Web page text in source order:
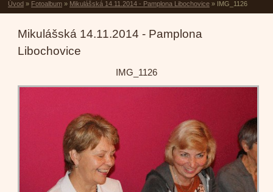
Úvod » Fotoalbum » Mikulášská 14.11.2014 - Pamplona Libochovice » IMG_1126
Mikulášská 14.11.2014 - Pamplona
Libochovice
IMG_1126